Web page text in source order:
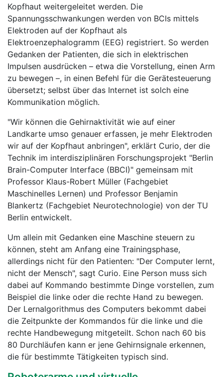
Kopfhaut weitergeleitet werden. Die
Spannungsschwankungen werden von BCIs mittels
Elektroden auf der Kopfhaut als
Elektroenzephalogramm (EEG) registriert. So werden
Gedanken der Patienten, die sich in elektrischen
Impulsen ausdrücken – etwa die Vorstellung, einen Arm
zu bewegen –, in einen Befehl für die Gerätesteuerung
übersetzt; selbst über das Internet ist solch eine
Kommunikation möglich.
"Wir können die Gehirnaktivität wie auf einer
Landkarte umso genauer erfassen, je mehr Elektroden
wir auf der Kopfhaut anbringen", erklärt Curio, der die
Technik im interdisziplinären Forschungsprojekt "Berlin
Brain-Computer Interface (BBCI)" gemeinsam mit
Professor Klaus-Robert Müller (Fachgebiet
Maschinelles Lernen) und Professor Benjamin
Blankertz (Fachgebiet Neurotechnologie) von der TU
Berlin entwickelt.
Um allein mit Gedanken eine Maschine steuern zu
können, steht am Anfang eine Trainingsphase,
allerdings nicht für den Patienten: "Der Computer lernt,
nicht der Mensch", sagt Curio. Eine Person muss sich
dabei auf Kommando bestimmte Dinge vorstellen, zum
Beispiel die linke oder die rechte Hand zu bewegen.
Der Lernalgorithmus des Computers bekommt dabei
die Zeitpunkte der Kommandos für die linke und die
rechte Handbewegung mitgeteilt. Schon nach 60 bis
80 Durchläufen kann er jene Gehirnsignale erkennen,
die für bestimmte Tätigkeiten typisch sind.